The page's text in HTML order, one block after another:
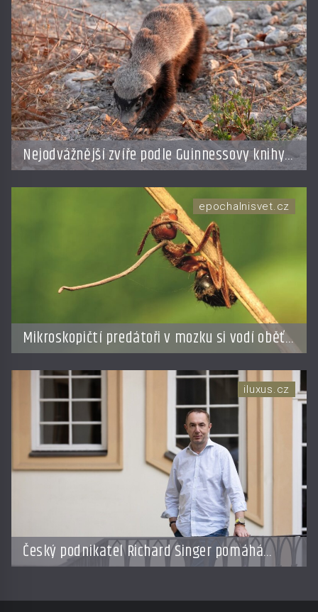
Nejodvážnější zvíře podle Guinnessovy knihy
rekordů? Šelmička s pruhem na hřbetě!
Mikroskopičtí predátoři v mozku si vodí oběť
jako loutku
epochalnisvet.cz
Český podnikatel Richard Singer pomáhá
přenést bhútánský koncept hrubého
iluxus.cz